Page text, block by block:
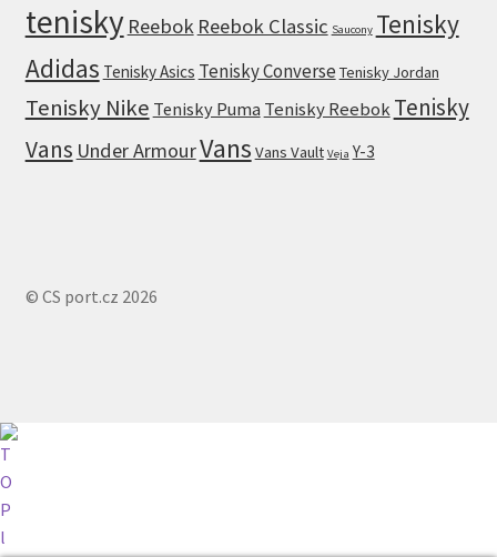
tenisky Reebok Reebok Classic Saucony Tenisky
Adidas Tenisky Asics Tenisky Converse Tenisky Jordan
Tenisky Nike Tenisky Puma Tenisky Reebok Tenisky
Vans Under ArmourVans Vans Vault Veja Y-3
© CS port.cz 2026